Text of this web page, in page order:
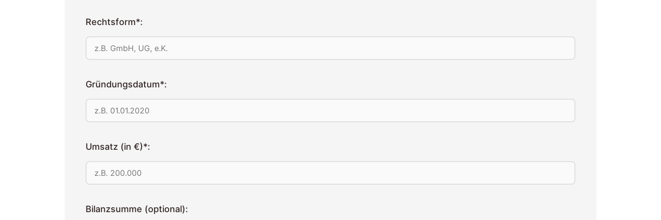
Rechtsform*:
Gründungsdatum*:
Umsatz (in €)*:
Bilanzsumme (optional):